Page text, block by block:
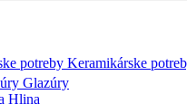
Keramikárske
Glazúry
Hlina